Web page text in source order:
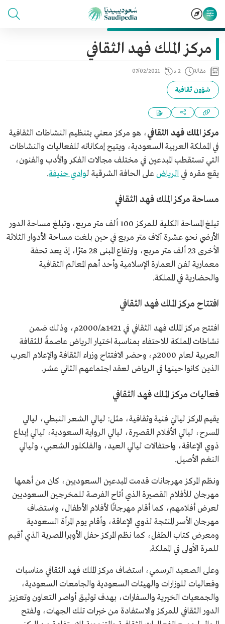
مركز الملك فهد الثقافي
مقالة 2 د 07/02/2021
شؤون ثقافية
مركز الملك فهد الثقافي، هو مركز معني بتنظيم النشاطات الثقافية
في المملكة العربية السعودية، ويتيح إمكاناته للفعاليات والنشاطات
التي تستقطب المبدعين في مختلف مجالات الفكر والأدب والفنون،
يقع مقره في الرياضعلى الحافة الشرقية لوادي حنيفة.
مساحة مركز الملك فهد الثقافي
تبلغ المساحة الكلية للمركز 100 ألف متر مربع، وتبلغ مساحة الدور
الأرضي نحو عشرة آلاف متر مربع في حين بلغت مساحة الأدوار الثلاثة
الأخرى 23 ألف متر مربع، وارتفاع المبنى 28 مترًا، إذ يعد تحفة
معمارية لفن العمارة الإسلامية وأحد أهم المعالم الثقافية
والحضارية في المملكة.
افتتاح مركز الملك فهد الثقافي
افتتح مركز الملك فهد الثقافي في 1421هـ/2000م، وذلك ضمن
نشاطات المملكة للاحتفاء بمناسبة اختيار الرياض عاصمةً للثقافة
العربية لعام 2000م، وحضر الافتتاح وزراء الثقافة والإعلام العرب
الذين كانوا حينها في الرياض لعقد اجتماعهم الثاني عشر.
فعاليات مركز الملك فهد الثقافي
يقيم المركز لياليَ فنية وثقافية، مثل: ليالي الشعر النبطي، ليالي
المسرح، ليالي الأفلام القصيرة، ليالي الرواية السعودية، ليالي إبداع
ذوي الإعاقة، واحتفالات ليالي العيد، والفلكلور الشعبي، وليالي
النغم الأصيل.
ونظم المركز مهرجانات قدمت المبدعين السعوديين، كان من أهمها
مهرجان للأفلام القصيرة الذي أتاح الفرصة للمخرجين السعوديين
لعرض أفلامهم، كما أقام مهرجانًا لأفلام الأطفال، واستضاف
مهرجان الأسر المنتجة لذوي الإعاقة، وأقام يوم المرأة السعودية
ومعرض كتاب الطفل، كما نظم المركز حفل الأوبرا المصرية الذي أقيم
للمرة الأولى في المملكة.
وعلى الصعيد الرسمي، استضاف مركز الملك فهد الثقافي مناسبات
وفعاليات للوزارات والهيئات السعودية والجامعات السعودية،
والجمعيات الخيرية والسفارات، بهدف توثيق أواصر التعاون وتعزيز
الدور الثقافي للمركز والاستفادة من خبرات تلك الجهات، ولفتح